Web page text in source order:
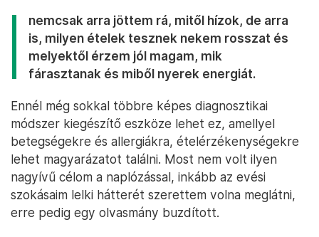
nemcsak arra jöttem rá, mitől hízok, de arra
is, milyen ételek tesznek nekem rosszat és
melyektől érzem jól magam, mik
fárasztanak és miből nyerek energiát.
Ennél még sokkal többre képes diagnosztikai
módszer kiegészítő eszköze lehet ez, amellyel
betegségekre és allergiákra, ételérzékenységekre
lehet magyarázatot találni. Most nem volt ilyen
nagyívű célom a naplózással, inkább az evési
szokásaim lelki hátterét szerettem volna meglátni,
erre pedig egy olvasmány buzdított.